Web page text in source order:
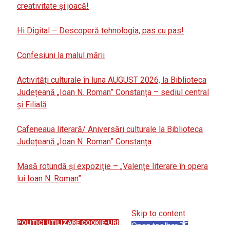
creativitate și joacă!
Hi Digital – Descoperă tehnologia, pas cu pas!
Confesiuni la malul mării
Activități culturale în luna AUGUST 2026, la Biblioteca
Județeană „Ioan N. Roman” Constanța – sediul central
și Filială
Cafeneaua literară/ Aniversări culturale la Biblioteca
Județeană „Ioan N. Roman” Constanța
Masă rotundă și expoziție – „Valențe literare în opera
lui Ioan N. Roman”
POLITICI UTILIZARE COOKIE-URI
Skip to content